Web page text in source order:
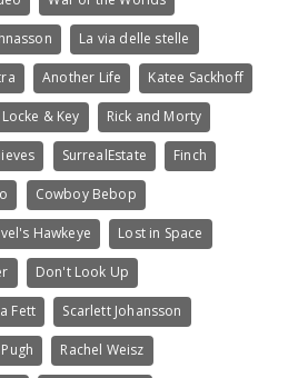
La via delle stelle
Another Life Katee Sackhoff
Locke & Key Rick and Morty
SurrealEstate Finch
Cowboy Bebop
Hawkeye Lost in Space
Don't Look Up
Fett Scarlett Johansson
Rachel Weisz